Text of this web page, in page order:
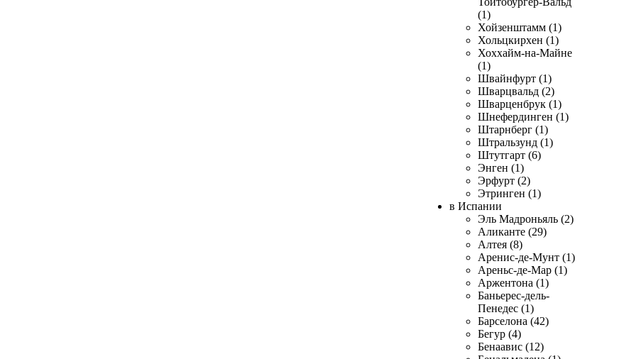
(1)
Хойзенштамм (1)
Хольцкирхен (1)
Хоххайм-на-Майне
(1)
Швайнфурт (1)
Шварцвальд (2)
Шварценбрук (1)
Шнефердинген (1)
Штарнберг (1)
Штральзунд (1)
Штутгарт (6)
Энген (1)
Эрфурт (2)
Этринген (1)
в Испании
Эль Мадроньяль (2)
Аликанте (29)
Алтея (8)
Аренис-де-Мунт (1)
Ареньс-де-Мар (1)
Аржентона (1)
Баньерес-дель-
Пенедес (1)
Барселона (42)
Бегур (4)
Бенаавис (12)